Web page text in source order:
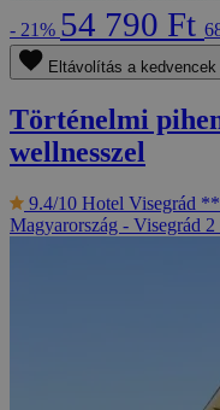
- 21% 54 790 Ft
Eltávolítás a kedvencek
Történelmi
wellnesszel
9.4/10 Hotel Visegrád
Magyarország - Visegrád 2